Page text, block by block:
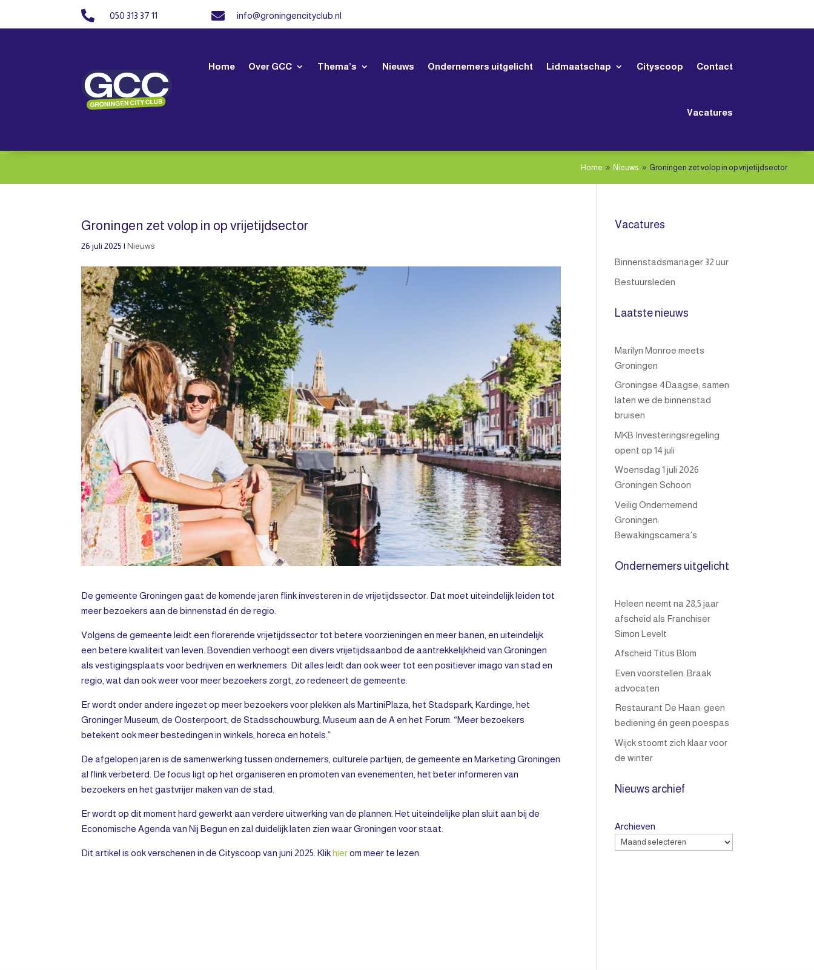
 050 313 37 11  info@groningencityclub.nl
Home Over GCC Thema’s Nieuws Ondernemers uitgelicht Lidmaatschap Cityscoop Contact
Vacatures
Home 9 Nieuws 9 Groningen zet volop in op vrijetijdsector
Groningen zet volop in op vrijetijdsector
26 juli 2025 |Nieuws
De gemeente Groningen gaat de komende jaren flink investeren in de vrijetijdssector. Dat moet uiteindelijk leiden tot
meer bezoekers aan de binnenstad én de regio.
Volgens de gemeente leidt een florerende vrijetijdssector tot betere voorzieningen en meer banen, en uiteindelijk
een betere kwaliteit van leven. Bovendien verhoogt een divers vrijetijdsaanbod de aantrekkelijkheid van Groningen
als vestigingsplaats voor bedrijven en werknemers. Dit alles leidt dan ook weer tot een positiever imago van stad en
regio, wat dan ook weer voor meer bezoekers zorgt, zo redeneert de gemeente.
Er wordt onder andere ingezet op meer bezoekers voor plekken als MartiniPlaza, het Stadspark, Kardinge, het
Groninger Museum, de Oosterpoort, de Stadsschouwburg, Museum aan de A en het Forum. “Meer bezoekers
betekent ook meer bestedingen in winkels, horeca en hotels.”
De afgelopen jaren is de samenwerking tussen ondernemers, culturele partijen, de gemeente en Marketing Groningen
al flink verbeterd. De focus ligt op het organiseren en promoten van evenementen, het beter informeren van
bezoekers en het gastvrijer maken van de stad.
Er wordt op dit moment hard gewerkt aan verdere uitwerking van de plannen. Het uiteindelijke plan sluit aan bij de
Economische Agenda van Nij Begun en zal duidelijk laten zien waar Groningen voor staat.
Dit artikel is ook verschenen in de Cityscoop van juni 2025. Klikhierom meer te lezen.
Vacatures
Binnenstadsmanager 32 uur
Bestuursleden
Laatste nieuws
Marilyn Monroe meets
Groningen
Groningse 4Daagse; samen
laten we de binnenstad
bruisen
MKB Investeringsregeling
opent op 14 juli
Woensdag 1 juli 2026
Groningen Schoon
Veilig Ondernemend
Groningen:
Bewakingscamera’s
Ondernemers uitgelicht
Heleen neemt na 28,5 jaar
afscheid als Franchiser
Simon Levelt
Afscheid Titus Blom
Even voorstellen: Braak
advocaten
Restaurant De Haan: geen
bediening én geen poespas
Wijck stoomt zich klaar voor
de winter
Nieuws archief
Archieven